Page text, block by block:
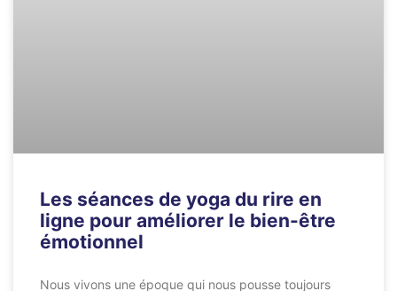
Les séances de yoga du rire en
ligne pour améliorer le bien-être
émotionnel
Nous vivons une époque qui nous pousse toujours